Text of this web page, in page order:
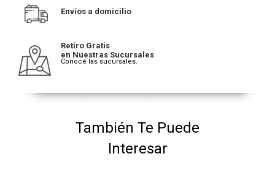
Envíos a domicilio
Retiro Gratis
en Nuestras Sucursales
Conocé las sucursales.
También Te Puede
Interesar